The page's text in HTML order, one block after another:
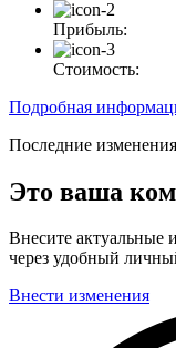
Прибыль:
Стоимость:
Подробная
Последние изменения
Это ваша
Внесите актуальные
через удобный
Внести изменения